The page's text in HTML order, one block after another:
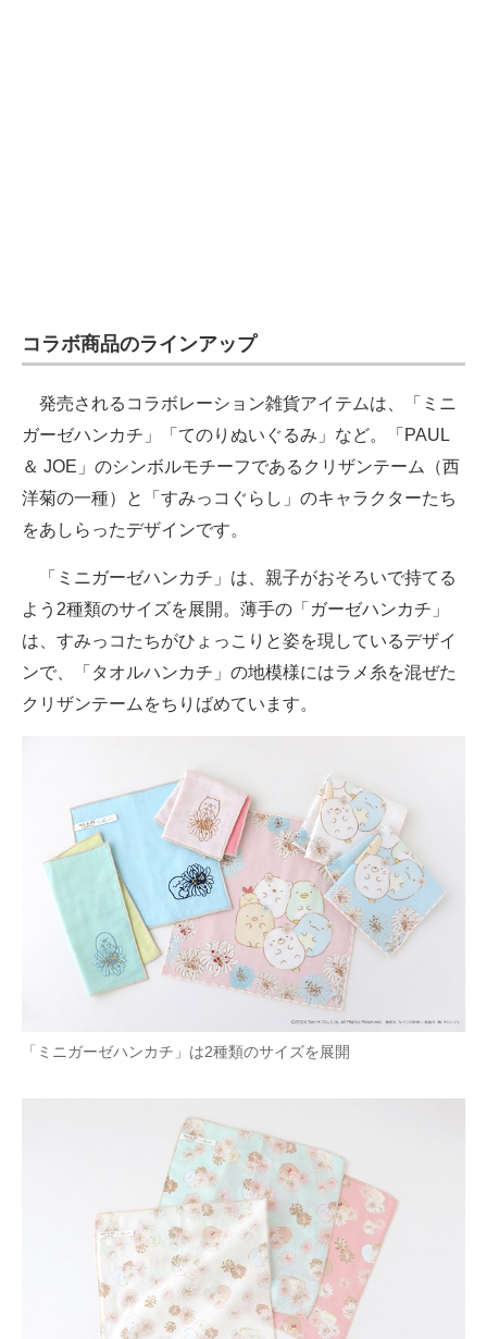
建設×テクノロジーの最前線
ちょっと気になるネットの話題
コラボ商品のラインアップ
発売されるコラボレーション雑貨アイテムは、「ミニ
ガーゼハンカチ」「てのりぬいぐるみ」など。「PAUL
＆ JOE」のシンボルモチーフであるクリザンテーム（西
洋菊の一種）と「すみっコぐらし」のキャラクターたち
をあしらったデザインです。
「ミニガーゼハンカチ」は、親子がおそろいで持てる
よう2種類のサイズを展開。薄手の「ガーゼハンカチ」
は、すみっコたちがひょっこりと姿を現しているデザイ
ンで、「タオルハンカチ」の地模様にはラメ糸を混ぜた
クリザンテームをちりばめています。
「ミニガーゼハンカチ」は2種類のサイズを展開